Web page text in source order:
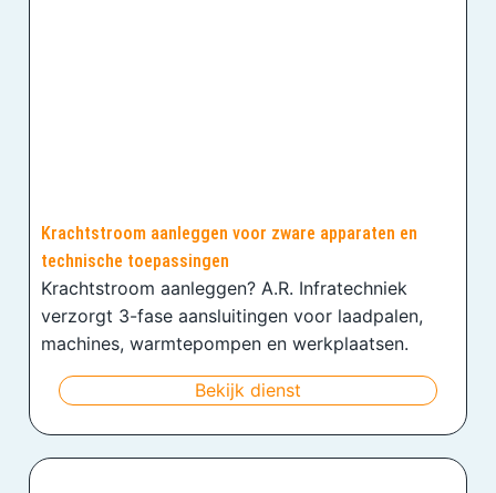
Krachtstroom aanleggen voor zware apparaten en
technische toepassingen
Krachtstroom aanleggen? A.R. Infratechniek
verzorgt 3-fase aansluitingen voor laadpalen,
machines, warmtepompen en werkplaatsen.
Bekijk dienst